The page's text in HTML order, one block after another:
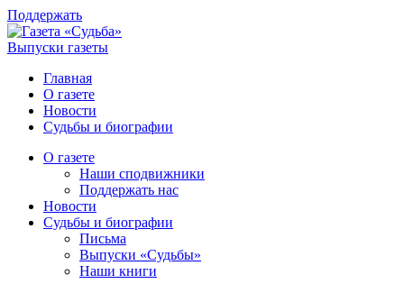
Поддержать
Выпуски газеты
Главная
О газете
Новости
Судьбы и биографии
О газете
Наши сподвижники
Поддержать нас
Новости
Судьбы и биографии
Письма
Выпуски «Судьбы»
Наши книги